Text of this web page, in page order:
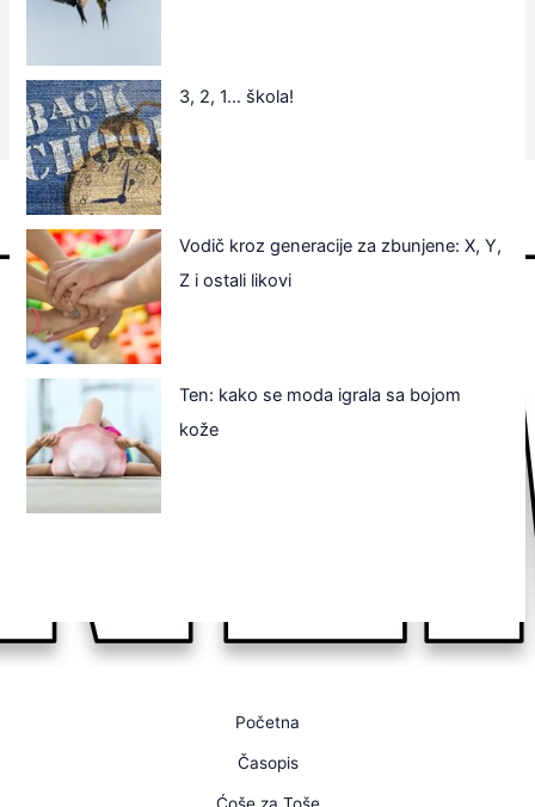
3, 2, 1… škola!
Vodič kroz generacije za zbunjene: X, Y,
Z i ostali likovi
Ten: kako se moda igrala sa bojom
kože
Početna
Časopis
Ćoše za Toše